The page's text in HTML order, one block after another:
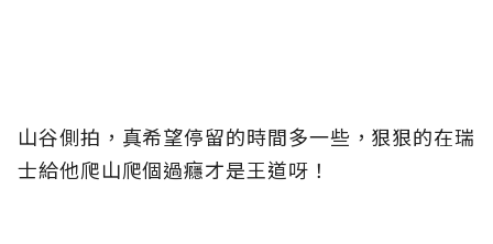
山谷側拍，真希望停留的時間多一些，狠狠的在瑞
士給他爬山爬個過癮才是王道呀！